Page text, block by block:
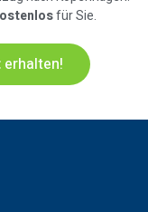
für Sie.
erhalten!